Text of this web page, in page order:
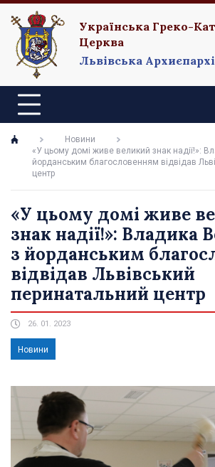
Українська Греко-
Церква
Львівська
Новини
«У цьому домі живе великий знак надії!»:
йорданським благословенням відвідав
центр
«У цьому домі живе
знак надії!»: Владика
з йорданським
відвідав Львівський
перинатальний центр
26. 01. 2023
Новини